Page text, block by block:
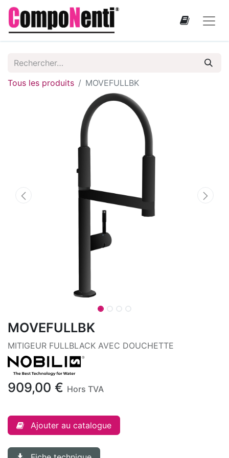
Tous les produits MOVEFULLBK
MOVEFULLBK
MITIGEUR FULLBLACK AVEC DOUCHETTE
909,00 € Hors TVA
Ajouter au catalogue